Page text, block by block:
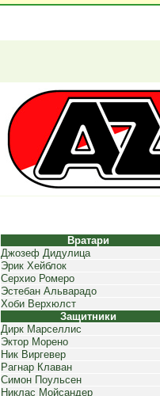
Вратари
Джозеф Дидулица
Эрик Хейблок
Серхио Ромеро
Эстебан Альварадо
Хоби Верхюлст
Защитники
Дирк Марселлис
Эктор Морено
Ник Виргевер
Рагнар Клаван
Симон Поульсен
Никлас Мойсандер